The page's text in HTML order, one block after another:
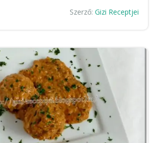
Szerző: Gizi Receptjei